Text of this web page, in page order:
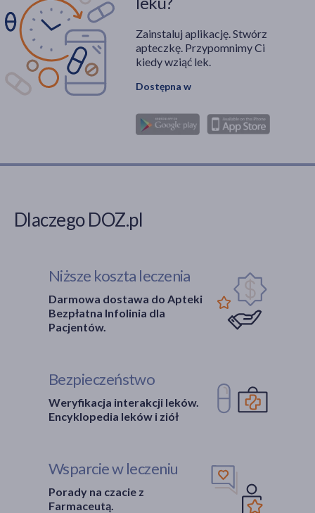
Zainstaluj aplikację. Stwórz
apteczkę. Przypomnimy Ci
kiedy wziąć lek.
Dostępna w
Dlaczego DOZ.pl
Niższe koszta leczenia
Darmowa dostawa do Apteki
Bezpłatna Infolinia dla
Pacjentów.
Bezpieczeństwo
Weryfikacja interakcji leków.
Encyklopedia leków i ziół
Wsparcie w leczeniu
Porady na czacie z
Farmaceutą.